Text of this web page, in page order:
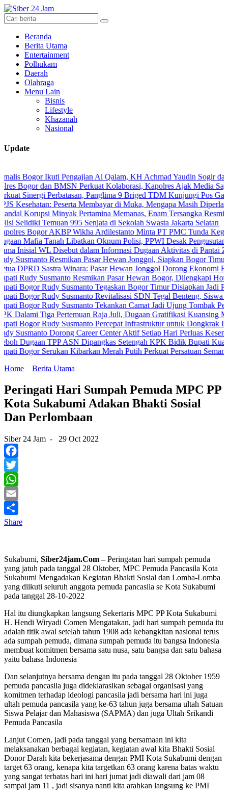
Beranda
Berita Utama
Entertainment
Polhukam
Daerah
Olahraga
Menu Lain
Bisnis
Lifestyle
Khazanah
Nasional
Update
Ikuti Pengajian Al Qalam, KH Achmad Yaudin Sogir dan Gus
dan BMSN Perkuat Kolaborasi, Kapolres Ajak Media Sajikan
Perbatasan, Panglima 9 Briged TDM Kunjungi Pos Gabma
Peserta Membayar di Muka, Mengapa Masih Diperlakukan
Minyak Pertamina Memanas, Enam Tersangka Resmi Diseret
Temuan 995 Senjata di Sekolah Swasta Jakarta Selatan
AKBP Wikha Ardilestanto Minta PT PMC Tunda Kegiatan
Tanah Libatkan Oknum Polisi, PPWI Desak Pengusutan Tuntas
WL Disebut dalam Informasi Dugaan Aktivitas di Pantai Zore, Bea
Resmikan Pasar Hewan Jonggol, Siapkan Bogor Timur Jadi
Sastra Winara: Pasar Hewan Jonggol Dorong Ekonomi Bogor
Susmanto Resmikan Pasar Hewan Bogor, Dilengkapi Hotel Hewan
Rudy Susmanto Tegaskan Bogor Timur Disiapkan Jadi Pusat
Rudy Susmanto Revitalisasi SDN Tegal Benteng, Siswa Kini
Rudy Susmanto Tekankan Camat Jadi Ujung Tombak Pelayanan
Tiga Pertemuan Raja Juli, Dugaan Gratifikasi Kuansing Menguat
Rudy Susmanto Percepat Infrastruktur untuk Dongkrak Investasi
Dorong Career Center Aktif Setiap Hari Perluas Kesempatan
TPP ASN Dipangkas Setengah KPK Bidik Bupati Kuansing
Serukan Kibarkan Merah Putih Perkuat Persatuan Semangat
Home
Berita Utama
Peringati Hari Sumpah Pemuda MPC PP
Kota Sukabumi Adakan Bhakti Sosial
Dan Perlombaan
Siber 24 Jam - 29 Oct 2022
Facebook
Twitter
WhatsApp
Email
Share
Sukabumi, Siber24jam.Com –Peringatan hari sumpah pemuda
yang jatuh pada tanggal 28 Oktober, MPC Pemuda Pancasila Kota
Sukabumi Mengadakan Kegiatan Bhakti Sosial dan Lomba-Lomba
yang diikuti seluruh anggota pemuda pancasila se Kota Sukabumi
pada tanggal 28-10-2022
Hal itu diungkapkan langsung Sekertaris MPC PP Kota Sukabumi
H. Hendi Wiryadi Comen Mengatakan, jadi hari sumpah pemuda itu
adalah titik awal setelah tahun 1908 ada kebangkitan nasional terus
ada sumpah pemuda, dimana sumpah pemuda itu bangsa Indonesia
membuat komitmen bersama satu nusa, satu bangsa dan satu bahasa
yaitu bahasa Indonesia
Dan selanjutnya bersama dengan itu pada tanggal 28 Oktober 1959
pemuda pancasila juga dideklarasikan sebagai organisasi yang
komitmen terhadap ideologi pancasila jadi bersama hari ini juga
ultah pemuda pancasila yang ke-63 tahun juga bersama ultah Satuan
Siswa Pelajar dan Mahasiswa (SAPMA) dan juga Ultah Srikandi
Pemuda Pancasila
Lanjut Comen, jadi pada tanggal yang bersamaan ini kita
melaksanakan berbagai kegiatan, kegiatan awal kita Bhakti Sosial
Donor Darah kita bekerjasama dengan PMI Kota Sukabumi dengan
target 63 orang, kenapa kita targetkan 63 orang karena batas waktu
yang sangat terbatas hari ini hari jumat jadi diawali dari jam 08
sampai jam 11 , jadi sisanya nanti kita arahkan langsung ke PMI